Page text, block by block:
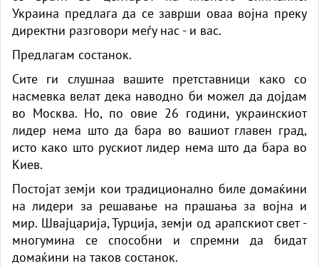
Украина предлага да се заврши оваа војна преку
директни разговори меѓу нас - и вас.
Предлагам состанок.
Сите ги слушнаа вашите претставници како со
насмевка велат дека наводно би можел да дојдам
во Москва. Но, по овие 26 години, украинскиот
лидер нема што да бара во вашиот главен град,
исто како што рускиот лидер нема што да бара во
Киев.
Постојат земји кои традиционално биле домаќини
на лидери за решавање на прашања за војна и
мир. Швајцарија, Турција, земји од арапскиот свет -
многумина се способни и спремни да бидат
домаќини на таков состанок.